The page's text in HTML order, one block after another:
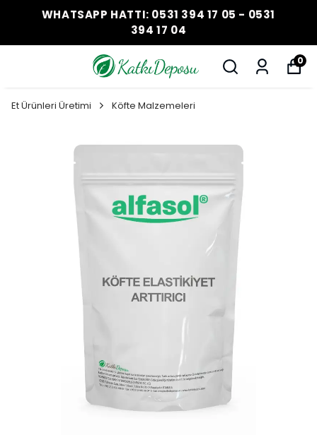
WHATSAPP HATTI: 0531 394 17 05 - 0531
394 17 04
0
Et Ürünleri Üretimi Köfte Malzemeleri